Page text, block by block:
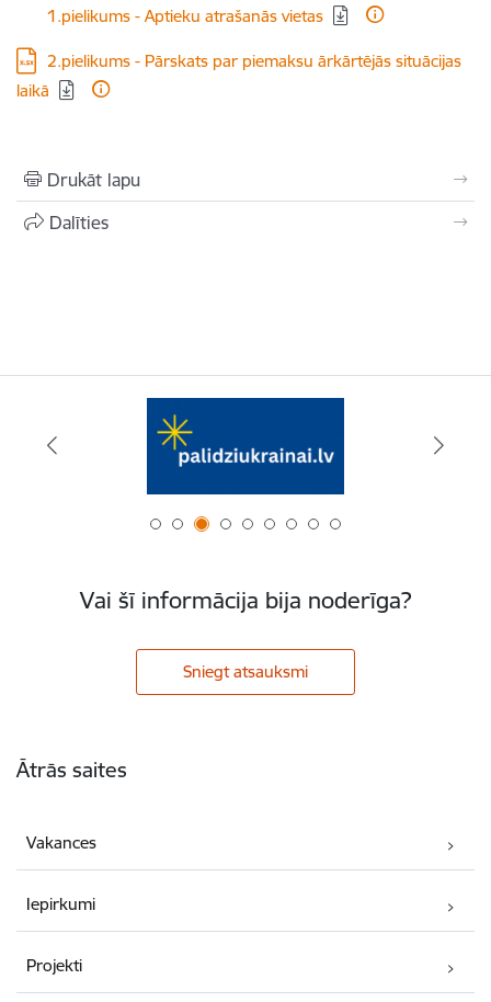
Lejupielādēt:
1.pielikums - Aptieku atrašanās vietas
Lejupielādēt:
2.pielikums - Pārskats par piemaksu ārkārtējās situācijas
laikā
Drukāt lapu
Dalīties
Vai šī informācija bija noderīga?
Sniegt atsauksmi
Ātrās saites
Vakances
Iepirkumi
Projekti